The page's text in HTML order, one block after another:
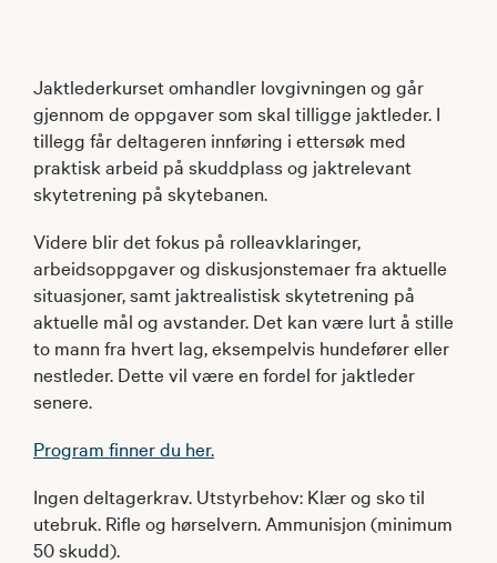
Jaktlederkurset omhandler lovgivningen og går
gjennom de oppgaver som skal tilligge jaktleder. I
tillegg får deltageren innføring i ettersøk med
praktisk arbeid på skuddplass og jaktrelevant
skytetrening på skytebanen.
Videre blir det fokus på rolleavklaringer,
arbeidsoppgaver og diskusjonstemaer fra aktuelle
situasjoner, samt jaktrealistisk skytetrening på
aktuelle mål og avstander. Det kan være lurt å stille
to mann fra hvert lag, eksempelvis hundefører eller
nestleder. Dette vil være en fordel for jaktleder
senere.
Program finner du her.
Ingen deltagerkrav. Utstyrbehov: Klær og sko til
utebruk. Rifle og hørselvern. Ammunisjon (minimum
50 skudd).